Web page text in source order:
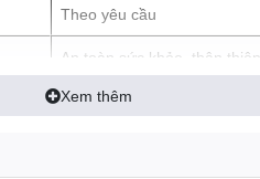
Theo yêu cầu
An toàn sức khỏe, thân thiện
môi trường
Xem thêm